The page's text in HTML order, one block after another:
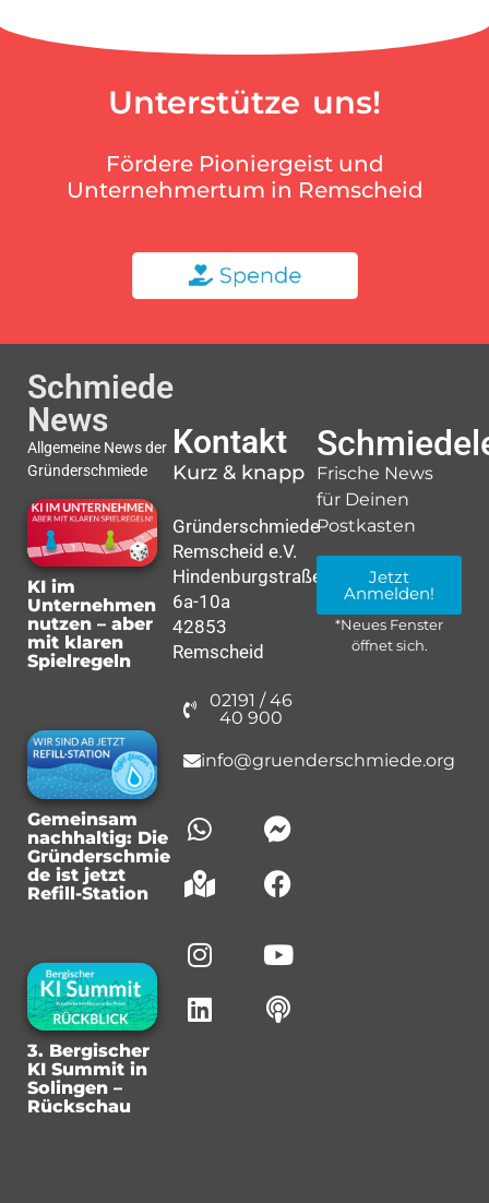
Unterstütze uns!
Fördere Pioniergeist und
Unternehmertum in Remscheid
Schmiede
News
Allgemeine News der
Gründerschmiede
KI im
Unternehmen
nutzen – aber
mit klaren
Spielregeln
Gemeinsam
nachhaltig: Die
Gründerschmie
de ist jetzt
Refill-Station
3. Bergischer
KI Summit in
Solingen –
Rückschau
Kontakt
Kurz & knapp
Gründerschmiede
Remscheid e.V.
Hindenburgstraße
6a-10a
42853
Remscheid
02191 / 46
40 900
info@gruenderschmiede.org
Frische News
für Deinen
Postkasten
Jetzt
Anmelden!
*Neues Fenster
öffnet sich.